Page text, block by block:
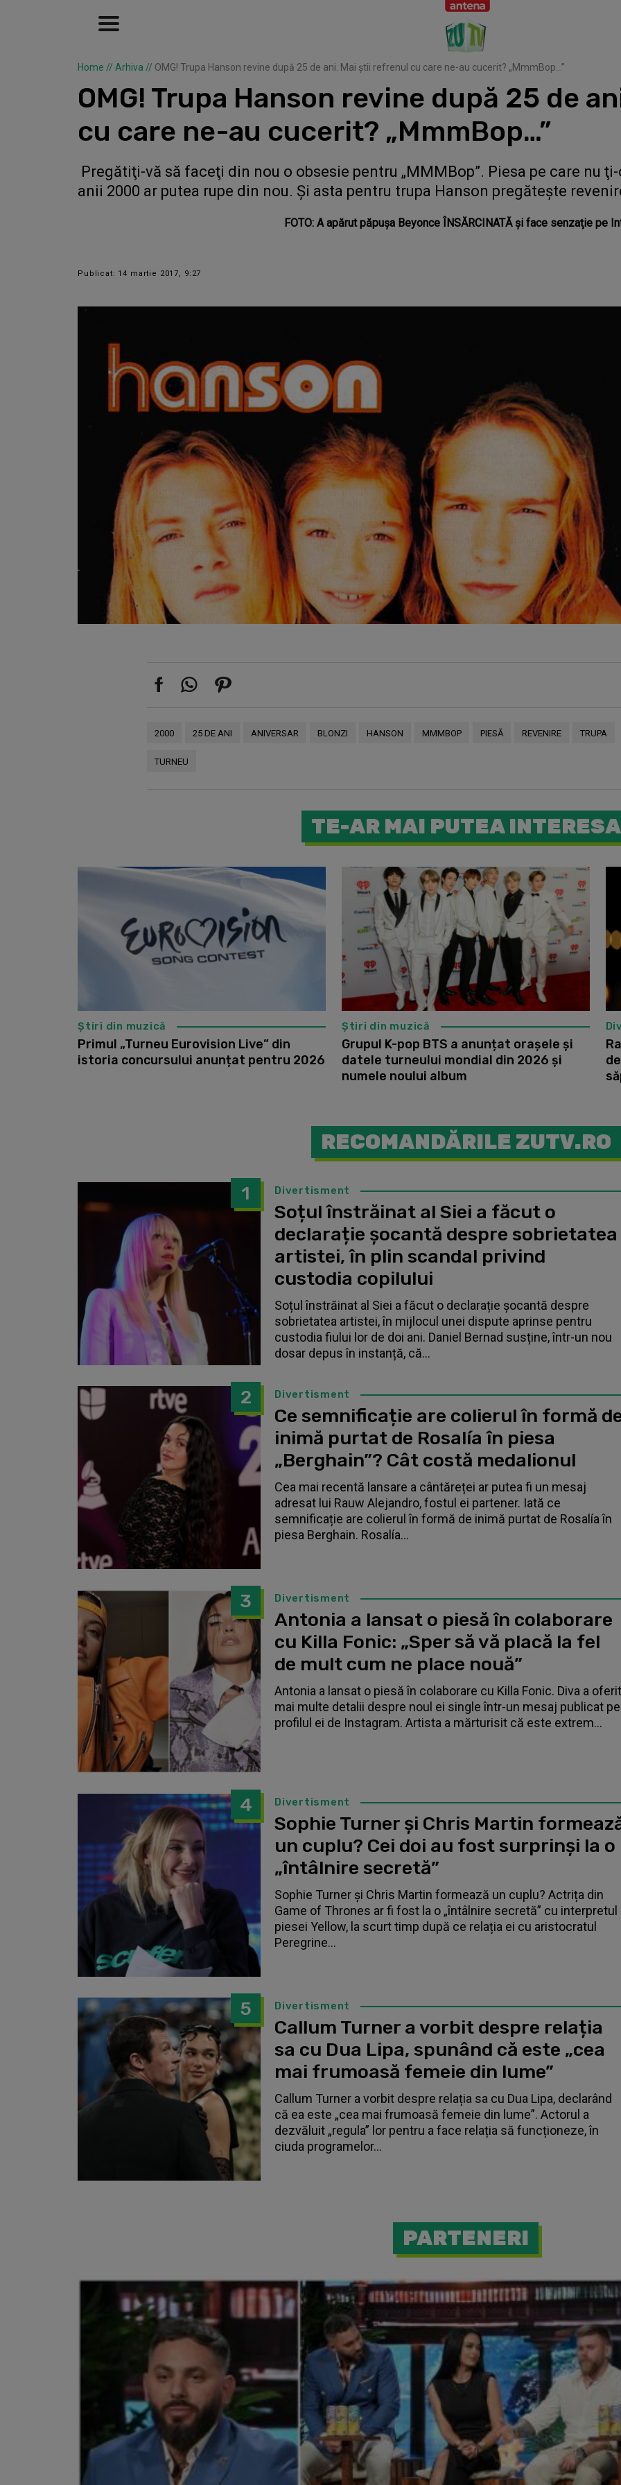
Home // Arhiva // OMG! Trupa Hanson revine după 25 de ani. Mai ştii refrenul cu care ne-au cucerit? „MmmBop…”
OMG! Trupa Hanson revine după 25 de
cu care ne-au cucerit? „MmmBop…”
Pregătiţi-vă să faceţi din nou o obsesie pentru „MMMBop”. Piesa pe care nu
anii 2000 ar putea rupe din nou. Şi asta pentru trupa Hanson pregăteşte
FOTO: A apărut păpuşa Beyonce ÎNSĂRCINATĂ şi face senzaţie pe
Publicat: 14 martie 2017, 9:27
2000 25 DE ANI ANIVERSAR BLONZI HANSON MMMBOP PIESĂ REVENIRE TRUPA
TURNEU
TE-AR MAI PUTEA INTERESA
Știri din muzică
Primul „Turneu Eurovision Live” din
istoria concursului anunțat pentru 2026
Primul
Știri din muzică
Grupul K-pop BTS a anunțat orașele și
datele turneului mondial din 2026 și
numele noului album
RECOMANDĂRILE ZUTV.RO
1 Divertisment
Soțul înstrăinat al Siei a făcut o
declarație șocantă despre sobrietatea
artistei, în plin scandal privind
custodia copilului
Soțul înstrăinat al Siei a făcut o declarație șocantă despre
sobrietatea artistei, în mijlocul unei dispute aprinse pentru
custodia fiului lor de doi ani. Daniel Bernad susține, într-un nou
dosar depus în instanță, că...
2 Divertisment
Ce semnificație are colierul în formă
inimă purtat de Rosalía în piesa
„Berghain”? Cât costă medalionul
Cea mai recentă lansare a cântăreței ar putea fi un mesaj
adresat lui Rauw Alejandro, fostul ei partener. Iată ce
semnificație are colierul în formă de inimă purtat de Rosalía în
piesa Berghain. Rosalía...
3 Divertisment
Antonia a lansat o piesă în colaborare
cu Killa Fonic: „Sper să vă placă la fel
de mult cum ne place nouă”
Antonia a lansat o piesă în colaborare cu Killa Fonic. Diva a oferit
mai multe detalii despre noul ei single într-un mesaj publicat pe
profilul ei de Instagram. Artista a mărturisit că este extrem...
4 Divertisment
Sophie Turner și Chris Martin
un cuplu? Cei doi au fost surprinși la o
„întâlnire secretă”
Sophie Turner și Chris Martin formează un cuplu? Actrița din
Game of Thrones ar fi fost la o „întâlnire secretă” cu interpretul
piesei Yellow, la scurt timp după ce relația ei cu aristocratul
Peregrine...
5 Divertisment
Callum Turner a vorbit despre relația
sa cu Dua Lipa, spunând că este „cea
mai frumoasă femeie din lume”
Callum Turner a vorbit despre relația sa cu Dua Lipa, declarând
că ea este „cea mai frumoasă femeie din lume”. Actorul a
dezvăluit „regula” lor pentru a face relația să funcționeze, în
ciuda programelor...
PARTENERI